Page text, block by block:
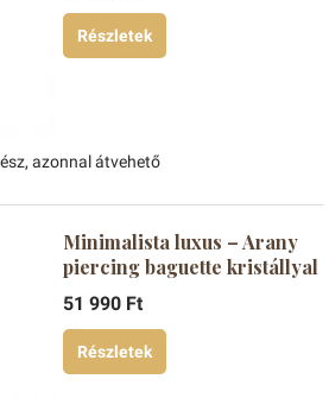
Részletek
azonnal átvehető
Minimalista luxus – Arany
piercing baguette kristállyal
51 990 Ft
Részletek